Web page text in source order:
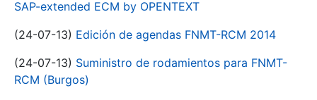
SAP-extended ECM by OPENTEXT
(24-07-13) Edición de agendas FNMT-RCM 2014
(24-07-13) Suministro de rodamientos para FNMT-
RCM (Burgos)